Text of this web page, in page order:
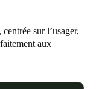
sur l’usager,
aux